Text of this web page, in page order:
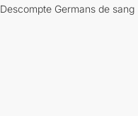
Descompte Germans de sang